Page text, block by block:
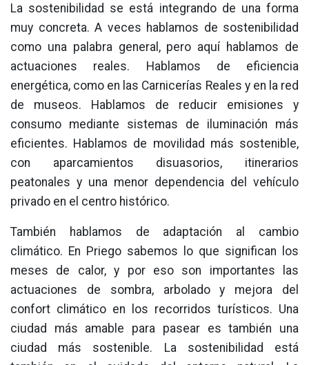
La sostenibilidad se está integrando de una forma
muy concreta. A veces hablamos de sostenibilidad
como una palabra general, pero aquí hablamos de
actuaciones reales. Hablamos de eficiencia
energética, como en las Carnicerías Reales y en la red
de museos. Hablamos de reducir emisiones y
consumo mediante sistemas de iluminación más
eficientes. Hablamos de movilidad más sostenible,
con aparcamientos disuasorios, itinerarios
peatonales y una menor dependencia del vehículo
privado en el centro histórico.
También hablamos de adaptación al cambio
climático. En Priego sabemos lo que significan los
meses de calor, y por eso son importantes las
actuaciones de sombra, arbolado y mejora del
confort climático en los recorridos turísticos. Una
ciudad más amable para pasear es también una
ciudad más sostenible. La sostenibilidad está